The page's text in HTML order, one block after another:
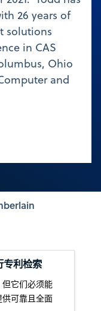
26 years of
solutions
in CAS
Ohio
and
专利检索
它们必须能
可靠且全面